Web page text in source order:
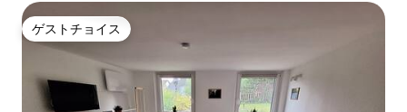
ゲストチョイス
ゲストチョイス